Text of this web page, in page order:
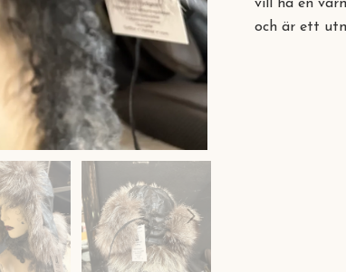
vill ha en
och är ett